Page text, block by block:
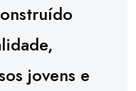
jovens e